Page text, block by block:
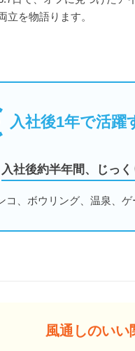
を物語ります。
入社後1年で活躍
入社後約半年間、じっく
コ、ボウリング、温泉、
風通しのいい